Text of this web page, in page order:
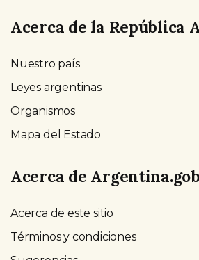
Acerca de la República
Nuestro país
Leyes argentinas
Organismos
Mapa del Estado
Acerca de
Acerca de este sitio
Términos y condiciones